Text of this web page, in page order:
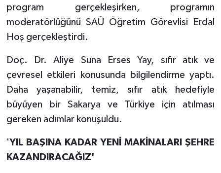
program gerçekleşirken, programın
moderatörlüğünü SAÜ Öğretim Görevlisi Erdal
Hoş gerçekleştirdi.
Doç. Dr. Aliye Suna Erses Yay, sıfır atık ve
çevresel etkileri konusunda bilgilendirme yaptı.
Daha yaşanabilir, temiz, sıfır atık hedefiyle
büyüyen bir Sakarya ve Türkiye için atılması
gereken adımlar konuşuldu.
'YIL BAŞINA KADAR YENİ MAKİNALARI ŞEHRE
KAZANDIRACAĞIZ'